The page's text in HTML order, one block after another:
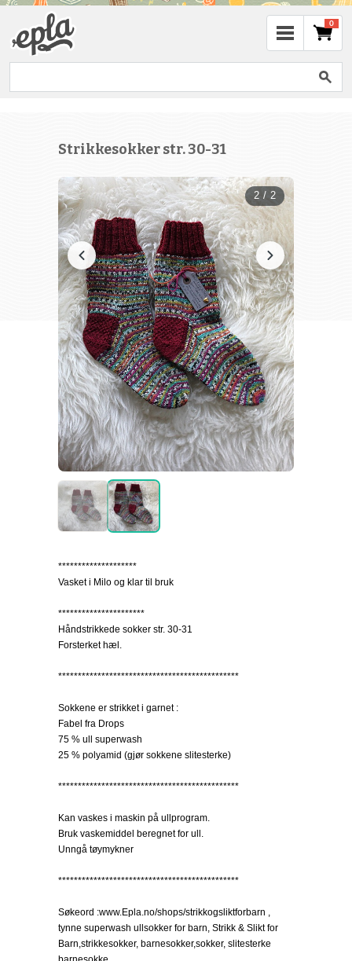
0
Strikkesokker str. 30-31
2 / 2
********************
Vasket i Milo og klar til bruk
**********************
Håndstrikkede sokker str. 30-31
Forsterket hæl.
**********************************************
Sokkene er strikket i garnet :
Fabel fra Drops
75 % ull superwash
25 % polyamid (gjør sokkene slitesterke)
**********************************************
Kan vaskes i maskin på ullprogram.
Bruk vaskemiddel beregnet for ull.
Unngå tøymykner
**********************************************
Søkeord :www.Epla.no/shops/strikkogsliktforbarn ,
tynne superwash ullsokker for barn, Strikk & Slikt for
Barn,strikkesokker, barnesokker,sokker, slitesterke